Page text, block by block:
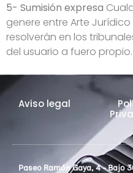
5- Sumisión expresa
genere entre Arte Jurídico
resolverán en los
del usuario a fuero propio.
Aviso legal
Paseo Ramón Gaya, 4 - Bajo